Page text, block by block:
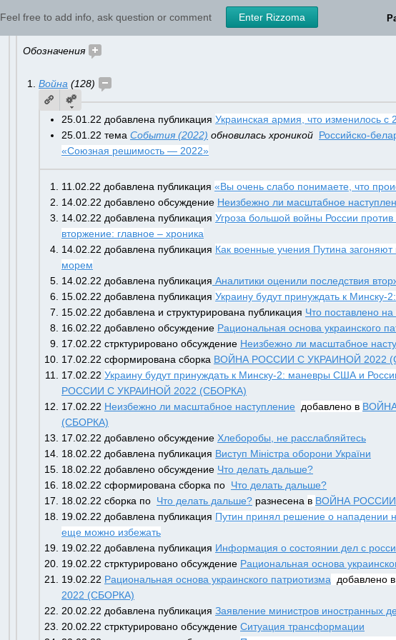
Feel free to add info, ask question or comment Enter Rizzoma
Топики 2022
Обозначения
Война (128)
25.01.22 добавлена публикация Украинская армия, что изменилось с
25.01.22 тема События (2022) обновилась хроникой
«Союзная решимость — 2022»
11.02.22 добавлена публикация «Вы очень слабо понимаете, что
14.02.22 добавлено обсуждение Неизбежно ли масштабное
14.02.22 добавлена публикация Угроза большой войны России
вторжение: главное – хроника
14.02.22 добавлена публикация Как военные учения Путина
морем
14.02.22 добавлена публикация Аналитики оценили последствия
15.02.22 добавлена публикация Украину будут принуждать к
15.02.22 добавлена и структурирована публикация Что поставлено на
16.02.22 добавлено обсуждение Рациональная основа украинского
17.02.22 стрктурировано обсуждение Неизбежно ли масштабное
17.02.22 сформирована сборка ВОЙНА РОССИИ С УКРАИНОЙ 2022
17.02.22 Украину будут принуждать к Минску-2: маневры США и
РОССИИ С УКРАИНОЙ 2022 (СБОРКА)
17.02.22 Неизбежно ли масштабное наступление добавлено в
(СБОРКА)
17.02.22 добавлено обсуждение Хлеборобы, не расслабляйтесь
18.02.22 добавлена публикация Виступ Міністра оборони України
18.02.22 добавлено обсуждение Что делать дальше?
18.02.22 сформирована сборка по Что делать дальше?
18.02.22 сборка по Что делать дальше? разнесена в ВОЙНА РОССИИ
19.02.22 добавлена публикация Путин принял решение о нападении
еще можно избежать
19.02.22 добавлена публикация Информация о состоянии дел с
19.02.22 стрктурировано обсуждение Рациональная основа
19.02.22 Рациональная основа украинского патриотизма
  добавлено в
2022 (СБОРКА)
20.02.22 добавлена публикация Заявление министров иностранных
20.02.22 стрктурировано обсуждение Ситуация трансформации